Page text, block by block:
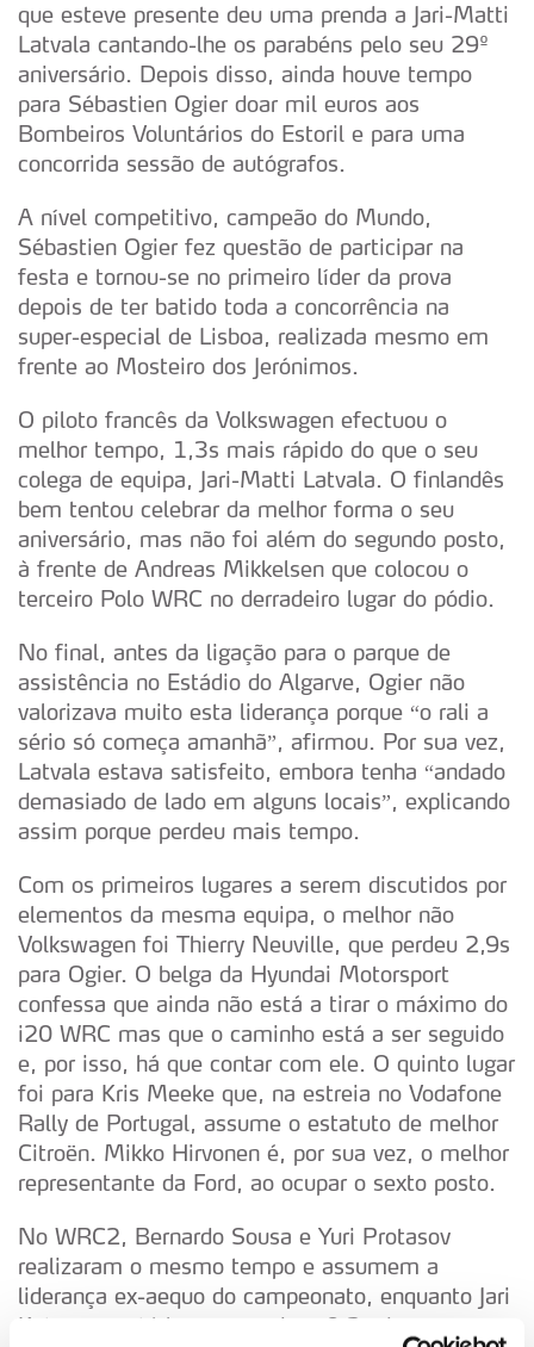
que esteve presente deu uma prenda a Jari-Matti
Latvala cantando-lhe os parabéns pelo seu 29º
aniversário. Depois disso, ainda houve tempo
para Sébastien Ogier doar mil euros aos
Bombeiros Voluntários do Estoril e para uma
concorrida sessão de autógrafos.
A nível competitivo, campeão do Mundo,
Sébastien Ogier fez questão de participar na
festa e tornou-se no primeiro líder da prova
depois de ter batido toda a concorrência na
super-especial de Lisboa, realizada mesmo em
frente ao Mosteiro dos Jerónimos.
O piloto francês da Volkswagen efectuou o
melhor tempo, 1,3s mais rápido do que o seu
colega de equipa, Jari-Matti Latvala. O finlandês
bem tentou celebrar da melhor forma o seu
aniversário, mas não foi além do segundo posto,
à frente de Andreas Mikkelsen que colocou o
terceiro Polo WRC no derradeiro lugar do pódio.
No final, antes da ligação para o parque de
assistência no Estádio do Algarve, Ogier não
valorizava muito esta liderança porque “o rali a
sério só começa amanhã”, afirmou. Por sua vez,
Latvala estava satisfeito, embora tenha “andado
demasiado de lado em alguns locais”, explicando
assim porque perdeu mais tempo.
Com os primeiros lugares a serem discutidos por
elementos da mesma equipa, o melhor não
Volkswagen foi Thierry Neuville, que perdeu 2,9s
para Ogier. O belga da Hyundai Motorsport
confessa que ainda não está a tirar o máximo do
i20 WRC mas que o caminho está a ser seguido
e, por isso, há que contar com ele. O quinto lugar
foi para Kris Meeke que, na estreia no Vodafone
Rally de Portugal, assume o estatuto de melhor
Citroën. Mikko Hirvonen é, por sua vez, o melhor
representante da Ford, ao ocupar o sexto posto.
No WRC2, Bernardo Sousa e Yuri Protasov
realizaram o mesmo tempo e assumem a
liderança ex-aequo do campeonato, enquanto Jari
Ketomaa está logo a seguir, a 0,3s dos seus